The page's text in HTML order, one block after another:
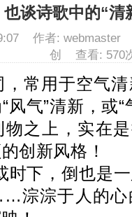
也谈诗歌中的“清
作者: webmaster
创 查看: 570
，常用于空气
“风气”清新，或“
物之上，实在
创新风格！
时下，倒也是
淙淙于人的心